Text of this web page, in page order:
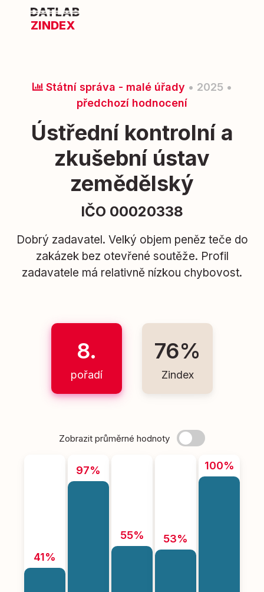
ZINDEX
Státní správa - malé úřady • 2025 •
předchozí hodnocení
Ústřední kontrolní a
zkušební ústav
zemědělský
IČO 00020338
Dobrý zadavatel. Velký objem peněz teče do
zakázek bez otevřené soutěže. Profil
zadavatele má relativně nízkou chybovost.
8.
pořadí
76%
Zindex
Zobrazit průměrné hodnoty
41%
97%
55% 53%
100%